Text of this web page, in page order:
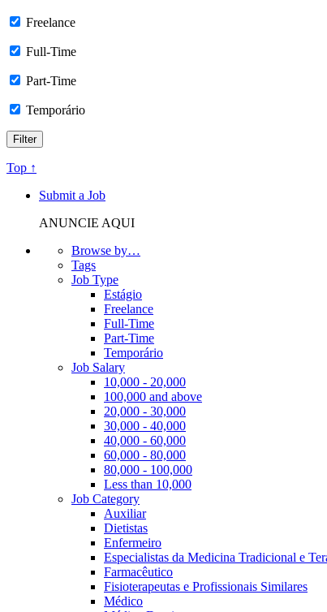
Freelance
Full-Time
Part-Time
Temporário
Top ↑
Submit a Job
ANUNCIE AQUI
Browse by…
Tags
Job Type
Estágio
Freelance
Full-Time
Part-Time
Temporário
Job Salary
10,000 - 20,000
100,000 and above
20,000 - 30,000
30,000 - 40,000
40,000 - 60,000
60,000 - 80,000
80,000 - 100,000
Less than 10,000
Job Category
Auxiliar
Dietistas
Enfermeiro
Especialistas da Medicina Tradicional e
Farmacêutico
Fisioterapeutas e Profissionais Similares
Médico